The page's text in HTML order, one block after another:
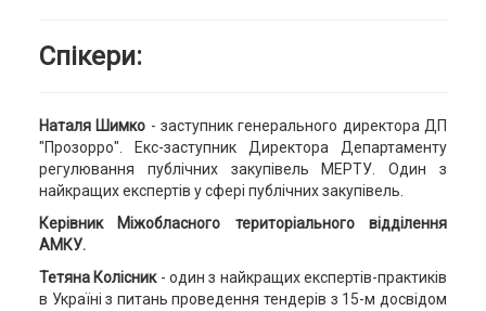
Спікери:
Наталя Шимко - заступник генерального директора ДП
"Прозорро". Екс-заступник Директора Департаменту
регулювання публічних закупівель МЕРТУ. Один з
найкращих експертів у сфері публічних закупівель.
Керівник Міжобласного територіального відділення
АМКУ.
Тетяна Колісник- один з найкращих експертів-практиків
в Україні з питань проведення тендерів з 15-м досвідом